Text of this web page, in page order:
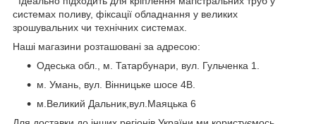
системах поливу, фіксації обладнання у великих
зрошувальних чи технічних системах.
Наші магазини розташовані за адресою:
Одеська обл., м. Татарбунари, вул. Гульченка 1.
м. Умань, вул. Вінницьке шосе 4В.
м.Великий Дальник,вул.Маяцька 6